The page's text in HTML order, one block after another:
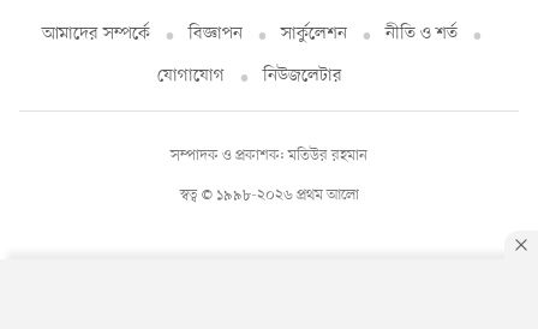
আমাদের সম্পর্কে বিজ্ঞাপন সার্কুলেশন
নীতি ও শর্ত
যোগাযোগ
নিউজলেটার
স্বত্ব © ১৯৯৮-২০২৬ প্রথম আলো
সম্পাদক ও প্রকাশক: মতিউর রহমান